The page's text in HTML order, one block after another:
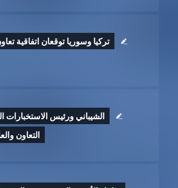
تركيا وسوريا توقعان اتفاقية
الشيباني ورئيس الاستخبارات
التعاون